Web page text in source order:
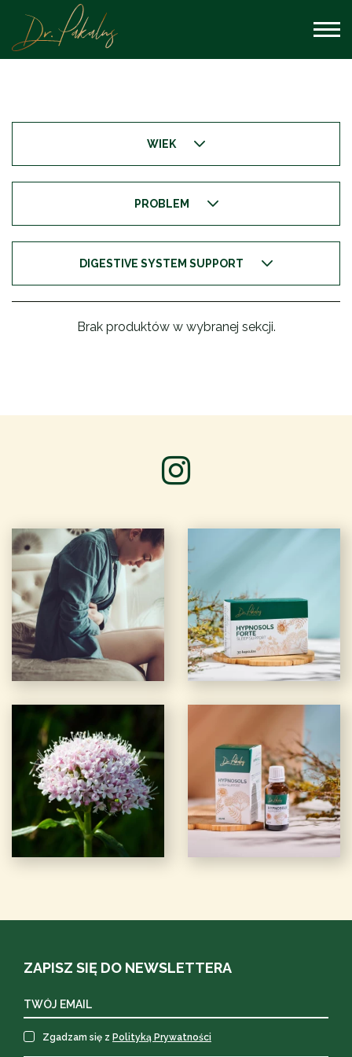
WIEK
PROBLEM
DIGESTIVE SYSTEM SUPPORT
Brak produktów w wybranej sekcji.
ZAPISZ SIĘ DO NEWSLETTERA
Zgadzam się z Polityką Prywatności